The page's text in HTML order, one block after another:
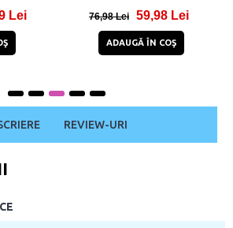
Lei 76,98 Lei 59,98 Lei
ADAUGĂ ÎN COŞ
REVIEW-URI